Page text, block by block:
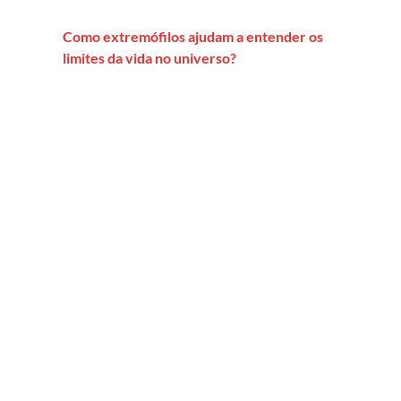
Como extremófilos ajudam a entender os
limites da vida no universo?